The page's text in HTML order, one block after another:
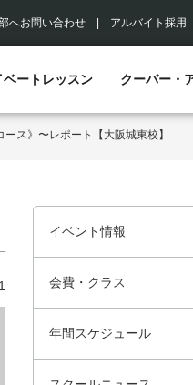
へお問い合わせ アルバイト採用
ベートレッスン クーバー・
ス》〜レポート【大阪城東校】
イベント情報
会費・クラス
年間スケジュール